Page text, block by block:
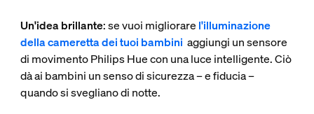
Un'idea brillante: se vuoi migliorare l'illuminazione
della cameretta dei tuoi bambini aggiungi un sensore
di movimento Philips Hue con una luce intelligente. Ciò
dà ai bambini un senso di sicurezza – e fiducia –
quando si svegliano di notte.